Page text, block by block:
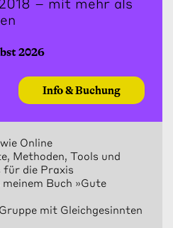
2026
Info & Buchung
Online
Methoden, Tools und
für die Praxis
Buch »Gute
mit Gleichgesinnten